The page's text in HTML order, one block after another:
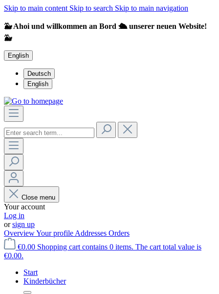
Skip to main content Skip to search Skip to main navigation
🐳 Ahoi und willkommen an Bord 🛳️ unserer neuen Website!
🐳
English
Deutsch
English
Close menu
Your account
Log in
orsign up
OverviewYour profile Addresses Orders
€0.00 Shopping cart contains 0 items. The cart total value is
€0.00.
Start
Kinderbücher